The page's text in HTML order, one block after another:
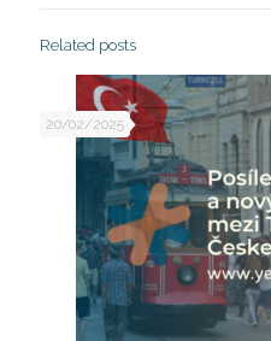
Related posts
20/02/2025